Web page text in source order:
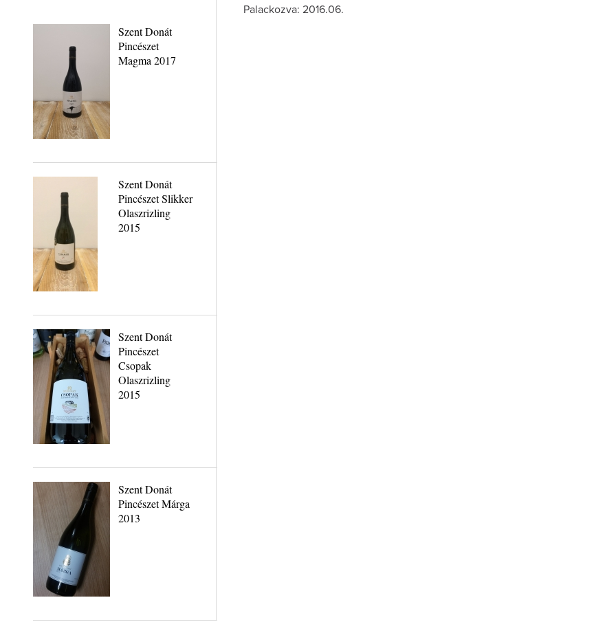
Szent Donát
Pincészet
Magma 2017
Szent Donát
Pincészet Slikker
Olaszrizling
2015
Szent Donát
Pincészet
Csopak
Olaszrizling
2015
Szent Donát
Pincészet Márga
2013
Palackozva: 2016.06.